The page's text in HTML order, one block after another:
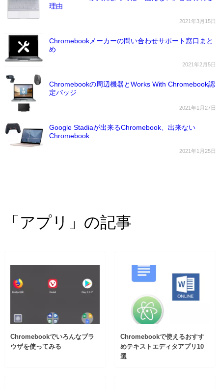
理由
2021年3月15日
Chromebookメーカーの問い合わせサポート窓口まと
め
2021年2月5日
Chromebookの周辺機器とWorks With Chromebook認
定バッジ
2021年1月27日
Google Stadiaが出来るChromebook、出来ない
Chromebook
2021年1月25日
「アプリ」の記事
Chromebookでいろんなブラ
ウザを使ってみる
Chromebookで使えるおすす
めテキストエディタアプリ10
選